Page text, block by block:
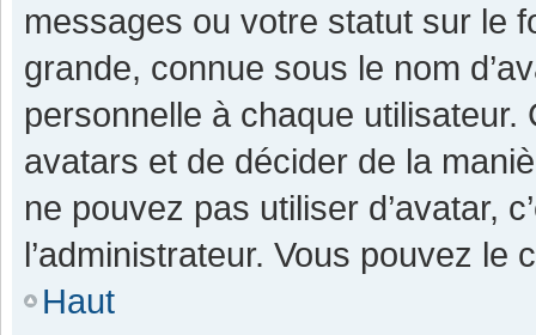
messages ou votre statut sur le
grande, connue sous le nom
personnelle à chaque utilisateur.
avatars et de décider de la
ne pouvez pas utiliser d’avatar,
l’administrateur. Vous pouvez
Haut